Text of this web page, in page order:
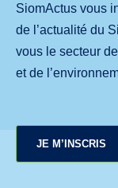
SiomActus vous
de l’actualité du
vous le secteur
et de
JE M’INSCRIS